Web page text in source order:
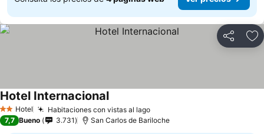
Compartir
2 Estrellas
Hotel Habitaciones con vistas al lago
Hotel Internacional
7,7 Bueno 3.731 San Carlos de Bariloche